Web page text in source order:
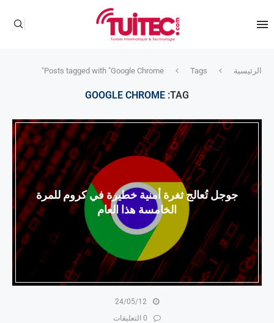
الرئيسية Tags
Posts tagged with "Google Chrome"
TAG:
GOOGLE CHROME
جوجل تُعالج ثغرة أمنية خطيرة في كروم للمرة
الخامسة هذا العام
24/05/12
0 التعليقات